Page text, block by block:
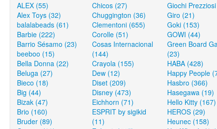
ALEX (55)
Alex Toys (32)
balalabeads (61)
Barbie (222)
Barrio Sésamo (23)
beeboo (15)
Bella Donna (22)
Beluga (27)
Bieco (18)
Big (44)
Bizak (47)
Brio (160)
Bruder (89)
Chicos (27)
Chuggington (36)
Clementoni (655)
Corolle (51)
Cosas Internacional
(144)
Crayola (155)
Dew (12)
Diset (209)
Disney (473)
Eichhorn (71)
ESPRIT by sigikid
(11)
Giochi
Giro (21)
Goki (153)
GOWI (44)
Green Board
(23)
HABA (428)
Happy People
Hasbro (366)
Hasegawa (19)
Hello Kitty (167)
HEROS (29)
Heunec (158)